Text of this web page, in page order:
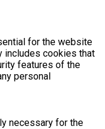
for the website
includes cookies that
features of the
personal
necessary for the